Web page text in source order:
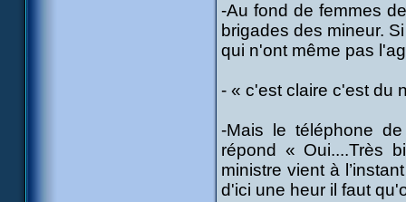
-Au fond de femmes
brigades des mineur.
qui n'ont même pas
- « c'est claire c'est du
-Mais le téléphone
répond « Oui....Très
ministre vient à
d'ici une heur il faut